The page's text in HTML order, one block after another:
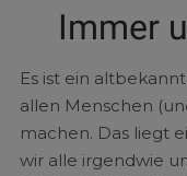
Immer
Es ist ein
allen Menschen
machen. Das liegt
wir alle irgendwie